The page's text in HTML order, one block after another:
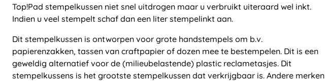
Top!Pad stempelkussen niet snel uitdrogen maar u verbruikt uiteraard wel inkt.
Indien u veel stempelt schaf dan een liter stempelinkt aan.
Dit stempelkussen is ontworpen voor grote handstempels om b.v.
papierenzakken, tassen van craftpapier of dozen mee te bestempelen. Dit is een
geweldig alternatief voor de (milieubelastende) plastic reclametasjes. Dit
stempelkussens is het grootste stempelkussen dat verkrijgbaar is. Andere merken